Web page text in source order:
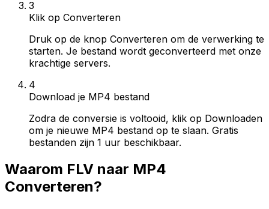
3
Klik op Converteren
Druk op de knop Converteren om de verwerking te
starten. Je bestand wordt geconverteerd met onze
krachtige servers.
4
Download je MP4 bestand
Zodra de conversie is voltooid, klik op Downloaden
om je nieuwe MP4 bestand op te slaan. Gratis
bestanden zijn 1 uur beschikbaar.
Waarom FLV naar MP4
Converteren?